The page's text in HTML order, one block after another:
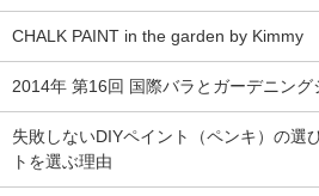
CHALK PAINT in the garden by Kimmy
2014年 第16回 国際バラとガーデニング
失敗しないDIYペイント（ペンキ）の
トを選ぶ理由